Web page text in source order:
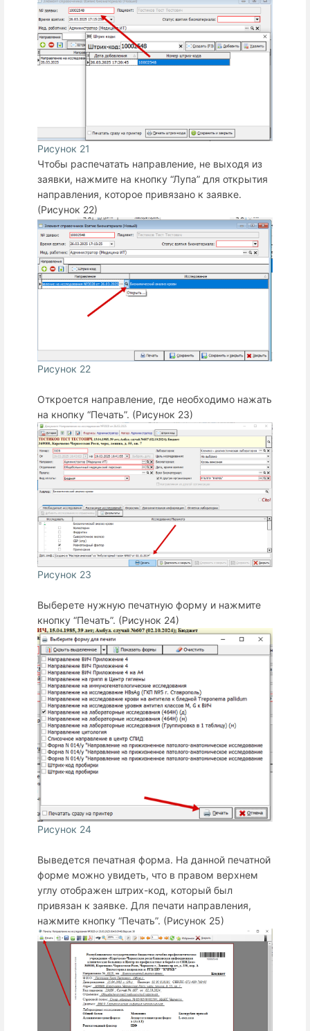
Рисунок 21
Чтобы распечатать направление, не выходя из
заявки, нажмите на кнопку “Лупа” для открытия
направления, которое привязано к заявке.
(Рисунок 22)
Рисунок 22
Откроется направление, где необходимо нажать
на кнопку “Печать”. (Рисунок 23)
Рисунок 23
Выберете нужную печатную форму и нажмите
кнопку “Печать”. (Рисунок 24)
Рисунок 24
Выведется печатная форма. На данной печатной
форме можно увидеть, что в правом верхнем
углу отображен штрих-код, который был
привязан к заявке. Для печати направления,
нажмите кнопку “Печать”. (Рисунок 25)